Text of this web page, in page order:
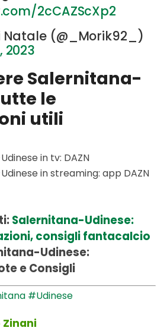
2cCAZScXp2
Natale (@_Morik92_)
2023
Salernitana-
le
utili
in tv: DAZN
in streaming: app DAZN
Salernitana-Udinese:
consigli fantacalcio
Udinese:
e Consigli
#Udinese